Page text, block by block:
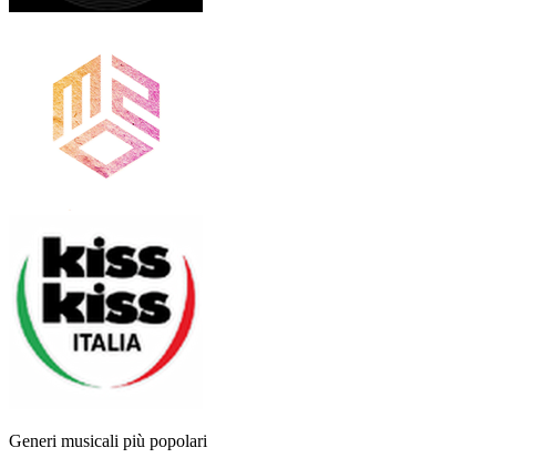
Generi musicali più popolari